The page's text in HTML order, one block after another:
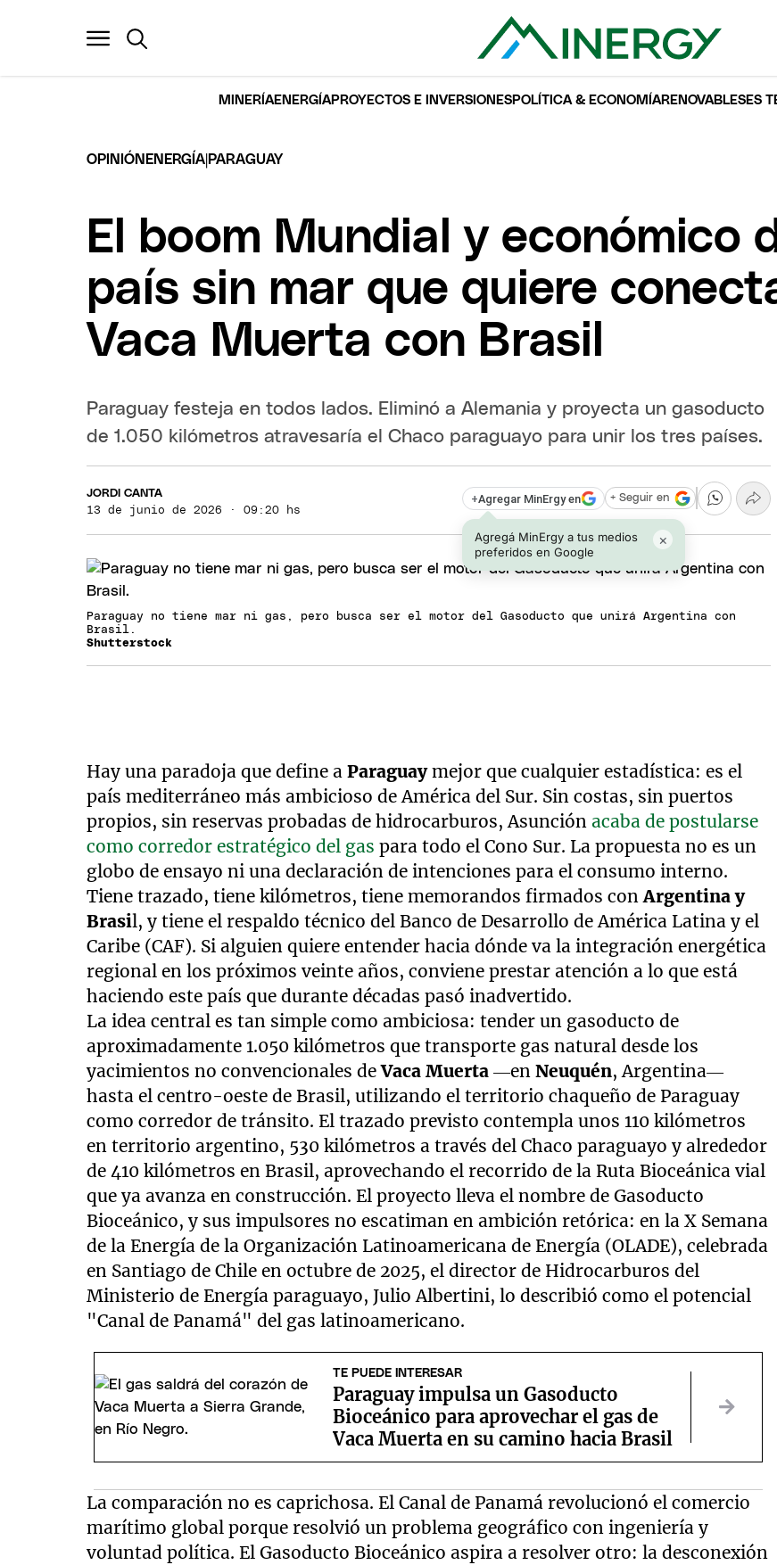
MINERÍAENERGÍAPROYECTOS E INVERSIONESPOLÍTICA & ECONOMÍARENOVABLESES
OPINIÓN ENERGÍA PARAGUAY
El boom Mundial y económico
país sin mar que quiere
Vaca Muerta con Brasil
Paraguay festeja en todos lados. Eliminó a Alemania y proyecta un gasoducto
de 1.050 kilómetros atravesaría el Chaco paraguayo para unir los tres países.
JORDI CANTA
13 de junio de 2026 · 09:20 hs
+Agregar MinErgy en
Agregá MinErgy a tus medios
preferidos en Google
×
+ Seguir en
Paraguay no tiene mar ni gas, pero busca ser el motor del Gasoducto que unirá Argentina con
Brasil.
Shutterstock
Hay una paradoja que define aParaguaymejor que cualquier estadística: es el
país mediterráneo más ambicioso de América del Sur. Sin costas, sin puertos
propios, sin reservas probadas de hidrocarburos, Asunciónacaba de postularse
como corredor estratégico del gas para todo el Cono Sur. La propuesta no es un
globo de ensayo ni una declaración de intenciones para el consumo interno.
Tiene trazado, tiene kilómetros, tiene memorandos firmados conArgentina y
Brasil, y tiene el respaldo técnico del Banco de Desarrollo de América Latina y el
Caribe (CAF). Si alguien quiere entender hacia dónde va la integración energética
regional en los próximos veinte años, conviene prestar atención a lo que está
haciendo este país que durante décadas pasó inadvertido.
La idea central es tan simple como ambiciosa: tender un gasoducto de
aproximadamente 1.050 kilómetros que transporte gas natural desde los
yacimientos no convencionales deVaca Muerta —enNeuquén, Argentina—
hasta el centro-oeste de Brasil, utilizando el territorio chaqueño de Paraguay
como corredor de tránsito. El trazado previsto contempla unos 110 kilómetros
en territorio argentino, 530 kilómetros a través del Chaco paraguayo y alrededor
de 410 kilómetros en Brasil, aprovechando el recorrido de la Ruta Bioceánica vial
que ya avanza en construcción. El proyecto lleva el nombre de Gasoducto
Bioceánico, y sus impulsores no escatiman en ambición retórica: en la X Semana
de la Energía de la Organización Latinoamericana de Energía (OLADE), celebrada
en Santiago de Chile en octubre de 2025, el director de Hidrocarburos del
Ministerio de Energía paraguayo, Julio Albertini, lo describió como el potencial
"Canal de Panamá" del gas latinoamericano.
TE PUEDE INTERESAR
Paraguay impulsa un Gasoducto
Bioceánico para aprovechar el gas de
Vaca Muerta en su camino hacia Brasil
La comparación no es caprichosa. El Canal de Panamá revolucionó el comercio
marítimo global porque resolvió un problema geográfico con ingeniería y
voluntad política. El Gasoducto Bioceánico aspira a resolver otro: la desconexión